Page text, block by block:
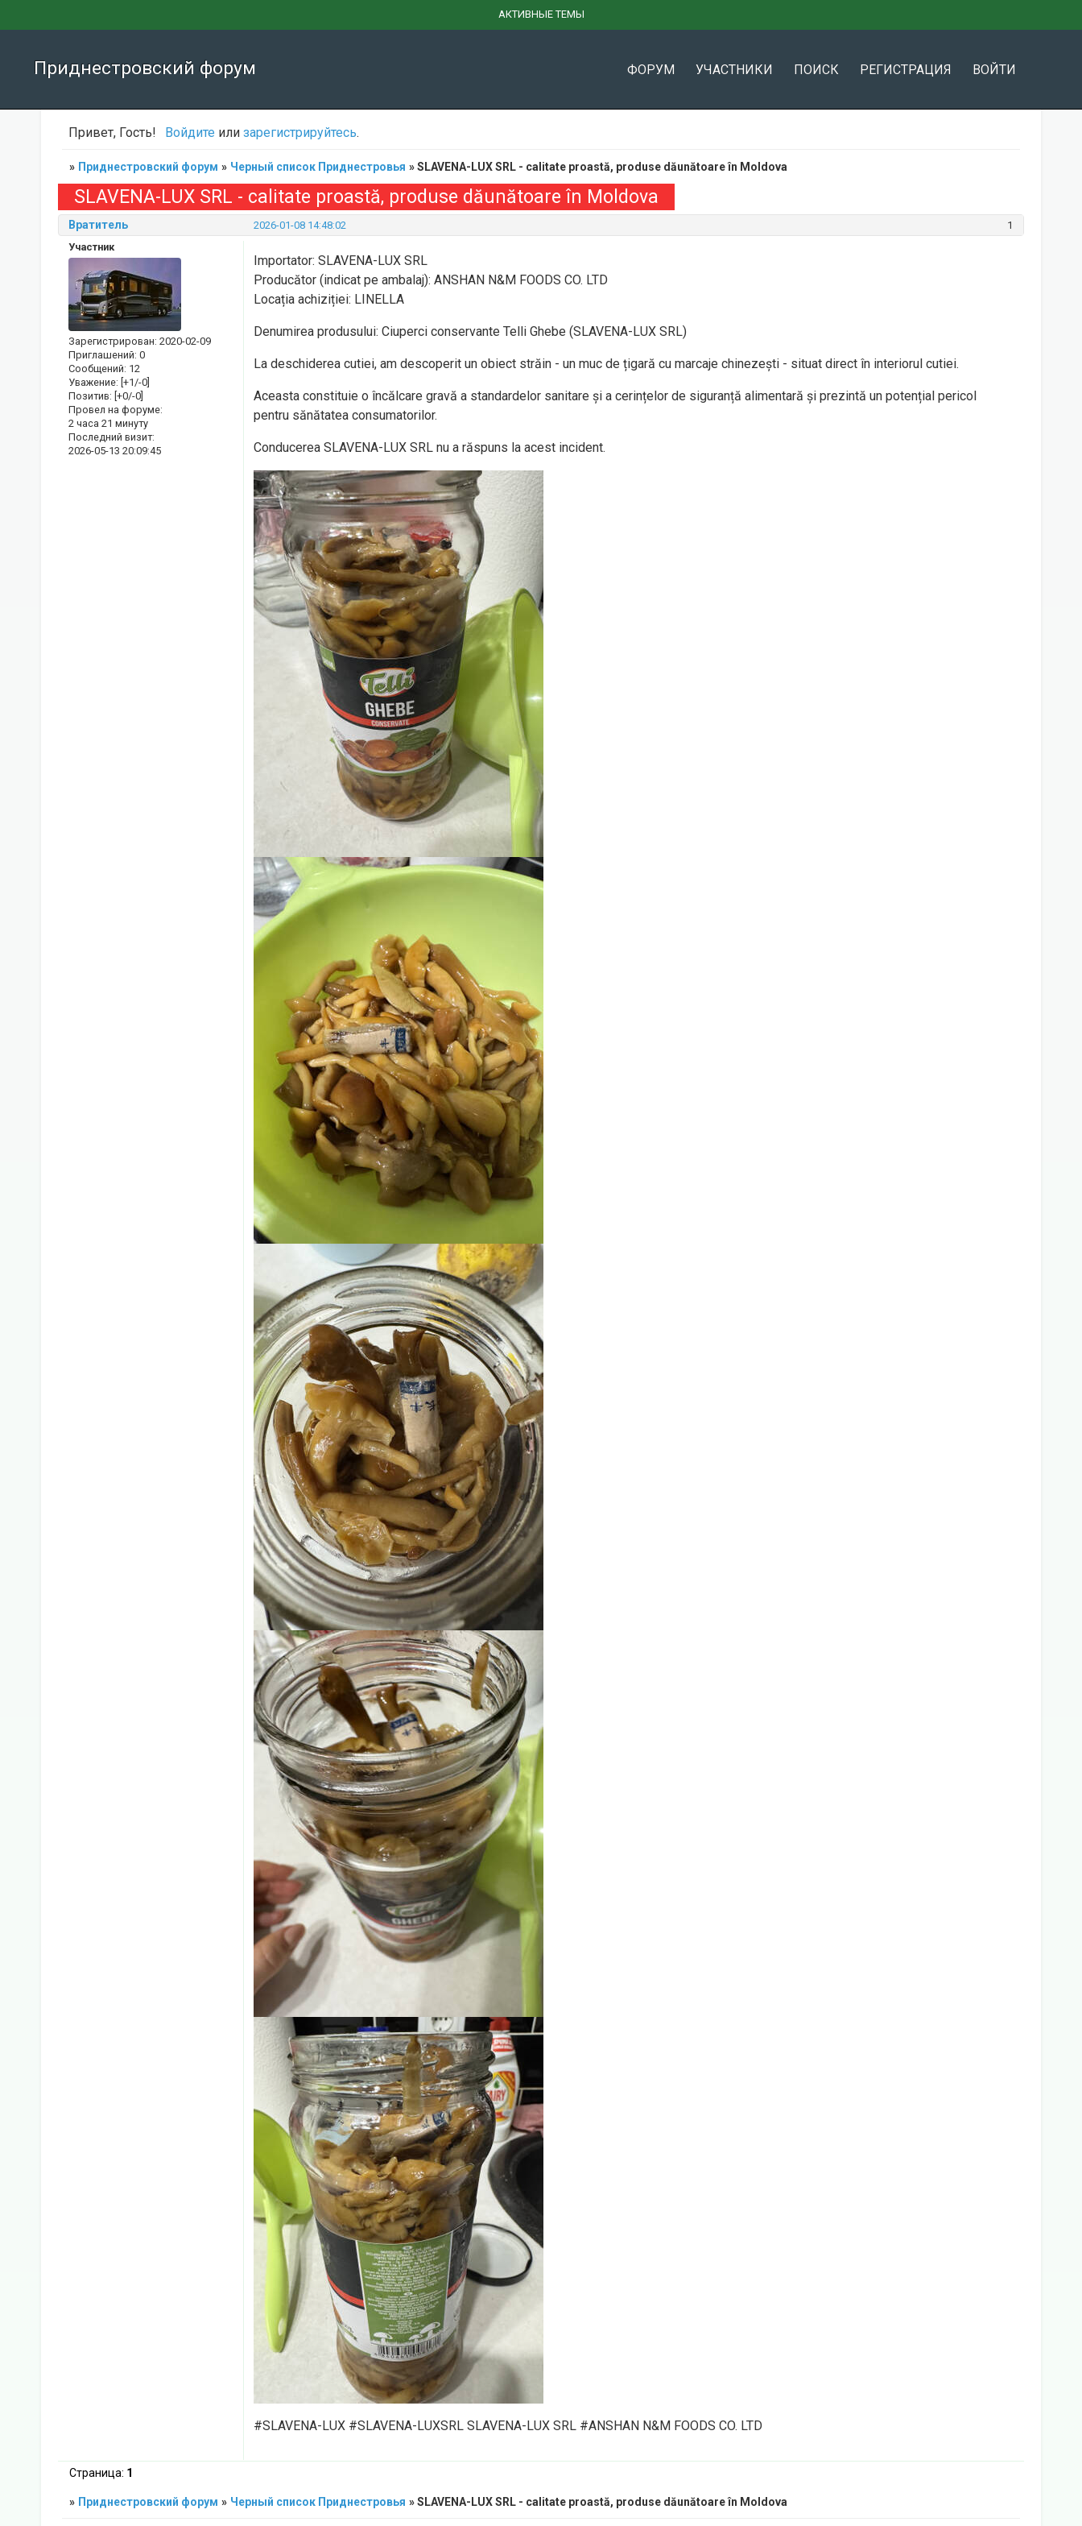
Приднестровский форум ФОРУМ УЧАСТНИКИ ПОИСК РЕГИСТРАЦИЯ ВОЙТИ
АКТИВНЫЕ ТЕМЫ
Привет, Гость! Войдите или зарегистрируйтесь.
» Приднестровский форум » Черный список Приднестровья »SLAVENA-LUX SRL - calitate proastă, produse dăunătoare în Moldova
SLAVENA-LUX SRL - calitate proastă, produse dăunătoare în Moldova
1
2026-01-08 14:48:02
Вратитель
Участник
Зарегистрирован: 2020-02-09
Приглашений: 0
Сообщений: 12
Уважение: [+1/-0]
Позитив: [+0/-0]
Провел на форуме:
2 часа 21 минуту
Последний визит:
2026-05-13 20:09:45
Importator: SLAVENA-LUX SRL
Producător (indicat pe ambalaj): ANSHAN N&M FOODS CO. LTD
Locația achiziției: LINELLA
Denumirea produsului: Ciuperci conservante Telli Ghebe (SLAVENA-LUX SRL)
La deschiderea cutiei, am descoperit un obiect străin - un muc de țigară cu marcaje chinezești - situat direct în interiorul cutiei.
Aceasta constituie o încălcare gravă a standardelor sanitare și a cerințelor de siguranță alimentară și prezintă un potențial pericol
pentru sănătatea consumatorilor.
Conducerea SLAVENA-LUX SRL nu a răspuns la acest incident.
#SLAVENA-LUX #SLAVENA-LUXSRL SLAVENA-LUX SRL #ANSHAN N&M FOODS CO. LTD
Страница: 1
» Приднестровский форум » Черный список Приднестровья »SLAVENA-LUX SRL - calitate proastă, produse dăunătoare în Moldova